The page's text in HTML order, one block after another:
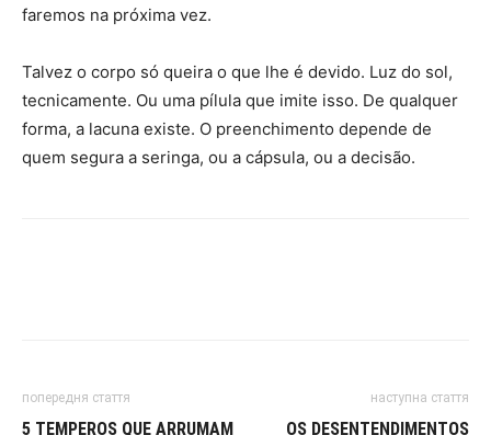
faremos na próxima vez.
Talvez o corpo só queira o que lhe é devido. Luz do sol,
tecnicamente. Ou uma pílula que imite isso. De qualquer
forma, a lacuna existe. O preenchimento depende de
quem segura a seringa, ou a cápsula, ou a decisão.
попередня стаття
5 TEMPEROS QUE ARRUMAM
наступна стаття
OS DESENTENDIMENTOS